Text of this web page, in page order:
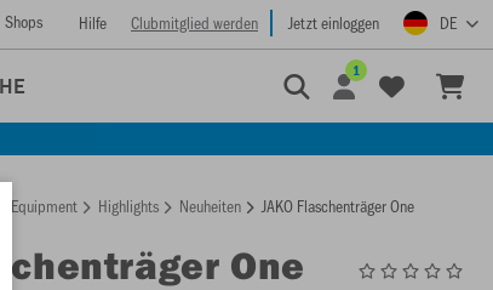
Hilfe Clubmitglied werden Jetzt einloggen DE
1
Equipment Highlights Neuheiten JAKO Flaschenträger One
One